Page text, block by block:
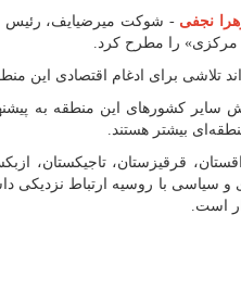
نجفی - شوکت میرضیایف، رئیس
مرکزی» را مطرح کرد.
برای ادغام اقتصادی این منطقه با بیش از ۸۰
سایر کشور‌های این منطقه به
بیشتر هستند.
قرقیزستان، تاجیکستان،
سیاسی با روسیه ارتباط نزدیکی
است.